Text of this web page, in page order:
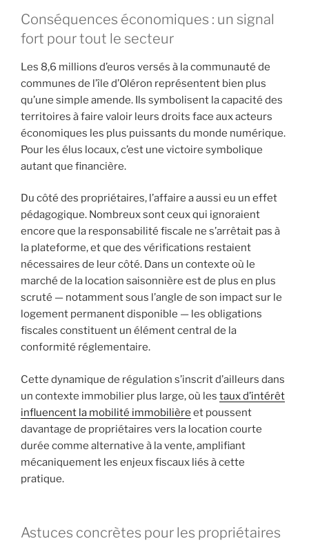
Conséquences économiques : un signal
fort pour tout le secteur
Les 8,6 millions d’euros versés à la communauté de
communes de l’île d’Oléron représentent bien plus
qu’une simple amende. Ils symbolisent la capacité des
territoires à faire valoir leurs droits face aux acteurs
économiques les plus puissants du monde numérique.
Pour les élus locaux, c’est une victoire symbolique
autant que financière.
Du côté des propriétaires, l’affaire a aussi eu un effet
pédagogique. Nombreux sont ceux qui ignoraient
encore que la responsabilité fiscale ne s’arrêtait pas à
la plateforme, et que des vérifications restaient
nécessaires de leur côté. Dans un contexte où le
marché de la location saisonnière est de plus en plus
scruté — notamment sous l’angle de son impact sur le
logement permanent disponible — les obligations
fiscales constituent un élément central de la
conformité réglementaire.
Cette dynamique de régulation s’inscrit d’ailleurs dans
un contexte immobilier plus large, où les taux d’intérêt
influencent la mobilité immobilière et poussent
davantage de propriétaires vers la location courte
durée comme alternative à la vente, amplifiant
mécaniquement les enjeux fiscaux liés à cette
pratique.
Astuces concrètes pour les propriétaires